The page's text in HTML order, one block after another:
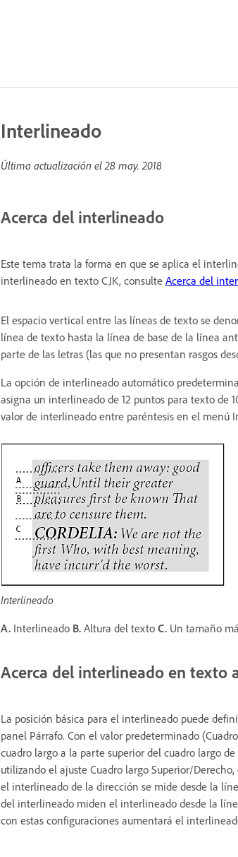
Interlineado
Última actualización el28 may. 2018
Acerca del interlineado
Este tema trata la forma en que se aplica el
interlineado en texto CJK, consulte Acerca del
El espacio vertical entre las líneas de texto se
línea de texto hasta la línea de base de la línea
parte de las letras (las que no presentan rasgos
La opción de interlineado automático
asigna un interlineado de 12 puntos para texto de
valor de interlineado entre paréntesis en el menú
Interlineado
A. Interlineado B. Altura del texto C. Un tamaño
Acerca del interlineado en texto
La posición básica para el interlineado puede
panel Párrafo. Con el valor predeterminado
cuadro largo a la parte superior del cuadro largo
utilizando el ajuste Cuadro largo Superior/
el interlineado de la dirección se mide desde la
del interlineado miden el interlineado desde la
con estas configuraciones aumentará el